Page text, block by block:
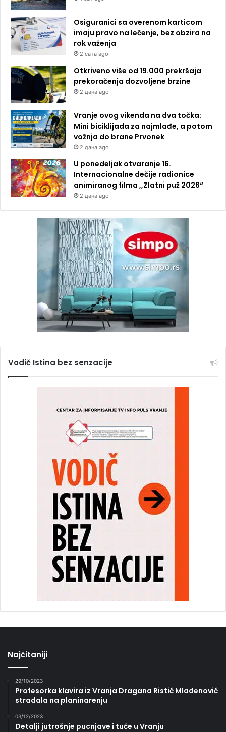
Osiguranici sa overenom karticom
imaju pravo na lečenje, bez obzira na
rok važenja
2 сата ago
Otkriveno više od 19.000 prekršaja
prekoračenja dozvoljene brzine
2 дана ago
Vranje ovog vikenda na dva točka:
Mini biciklijada za najmlađe, a potom
vožnja do brane Prvonek
2 дана ago
U ponedeljak otvaranje 16.
Internacionalne dečije radionice
animiranog filma ,,Zlatni puž 2026“
2 дана ago
Vodič Istina bez senzacije
Najčitaniji
29/10/2023
Profesorka klavira iz Vranja Dragana Ristić Mladenović
stradala na planinarenju
03/12/2023
Detalji jutrošnje pucnjave i tuče u Vranju